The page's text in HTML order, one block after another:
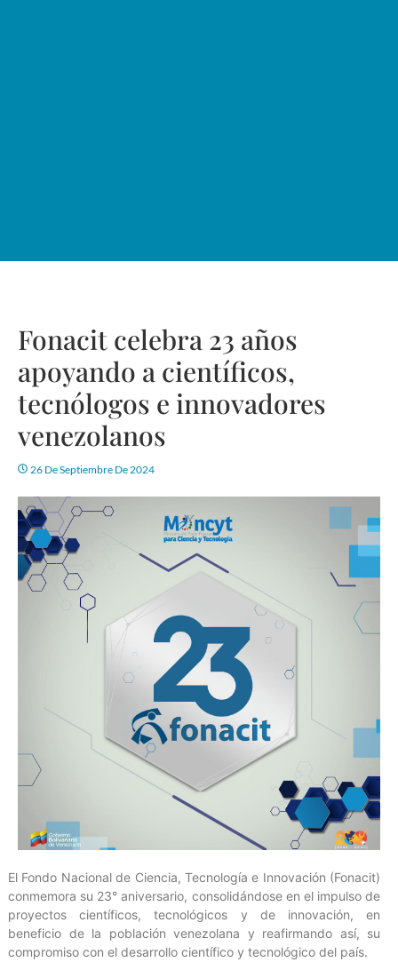
Fonacit celebra 23 años
apoyando a científicos,
tecnólogos e innovadores
venezolanos
26 De Septiembre De 2024
El Fondo Nacional de Ciencia, Tecnología e Innovación (Fonacit)
conmemora su 23° aniversario, consolidándose en el impulso de
proyectos científicos, tecnológicos y de innovación, en
beneficio de la población venezolana y reafirmando así, su
compromiso con el desarrollo científico y tecnológico del país.